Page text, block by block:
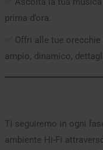
prima d’ora.
✅ Offri alle tue
ampio, dinamico,
Ti seguiremo in ogni
ambiente Hi-Fi